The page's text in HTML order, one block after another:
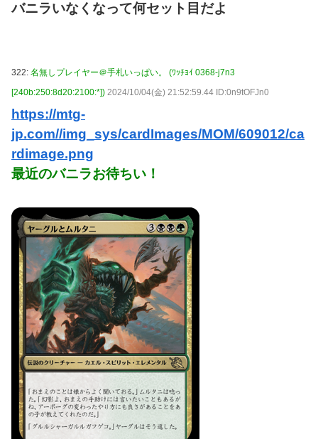
バニラいなくなって何セット目だよ
322: 名無しプレイヤー＠手札いっぱい。 (ﾜｯﾁｮｲ 0368-j7n3
[240b:250:8d20:2100:*]) 2024/10/04(金) 21:52:59.44 ID:0n9tOFJn0
https://mtg-
jp.com//img_sys/cardImages/MOM/609012/ca
rdimage.png
最近のバニラお待ちい！